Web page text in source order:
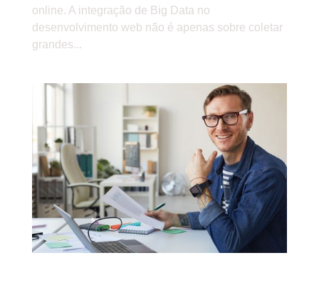
online. A integração de Big Data no
desenvolvimento web não é apenas sobre coletar
grandes...